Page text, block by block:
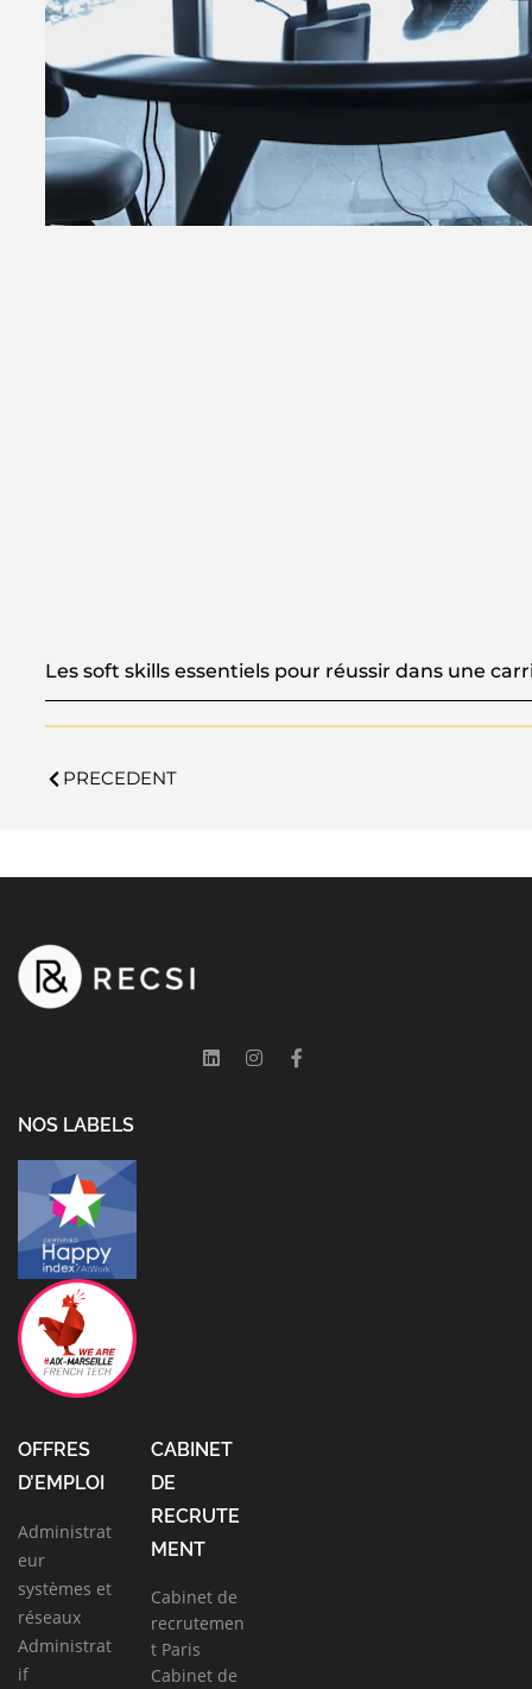
Les soft skills essentiels pour réussir dans une
PRECEDENT
NOS LABELS
OFFRES
D’EMPLOI
Administrat
eur
systèmes et
réseaux
Administrat
if
CABINET
DE
RECRUTE
MENT
Cabinet de
recrutemen
t Paris
Cabinet de